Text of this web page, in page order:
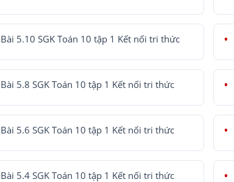
Bài 5.10 SGK Toán 10 tập 1 Kết nối tri thức
Bài 5.8 SGK Toán 10 tập 1 Kết nối tri thức
Bài 5.6 SGK Toán 10 tập 1 Kết nối tri thức
Bài 5.4 SGK Toán 10 tập 1 Kết nối tri thức